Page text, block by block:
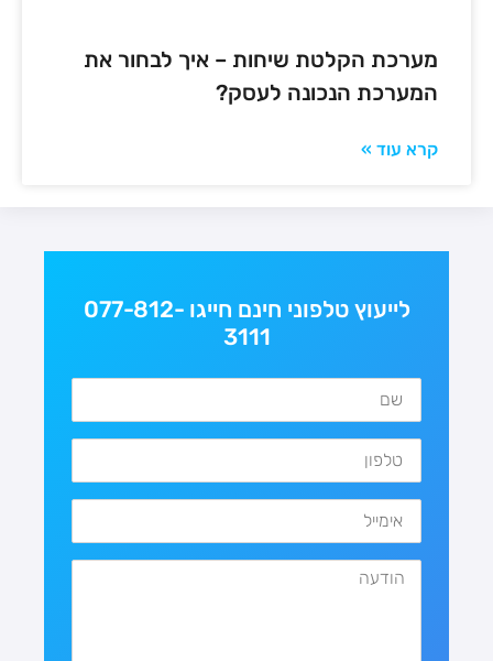
מערכת הקלטת שיחות – איך לבחור את
המערכת הנכונה לעסק?
קרא עוד »
לייעוץ טלפוני חינם חייגו 077-812-
3111